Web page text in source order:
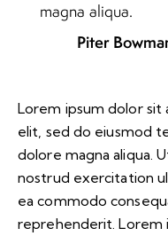
magna aliqua.
Piter
Lorem ipsum dolor sit
elit, sed do eiusmod
dolore magna aliqua.
nostrud exercitation
ea commodo
reprehenderit. Lorem